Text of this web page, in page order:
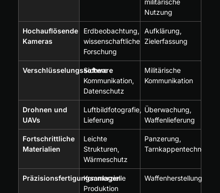
Nutzung
Hochauflösende
Kameras
Erdbeobachtung,
wissenschaftliche
Forschung
Aufklärung,
Zielerfassung
Verschlüsselungssoftware
Sichere
Kommunikation,
Datenschutz
Militärische
Kommunikation
Drohnen und
UAVs
Luftbildfotografie,
Lieferung
Überwachung,
Waffenlieferung
Fortschrittliche
Materialien
Leichte
Strukturen,
Wärmeschutz
Panzerung,
Präzisionsfertigungsanlagen
Kommerzielle
Produktion
Waffenherstellung